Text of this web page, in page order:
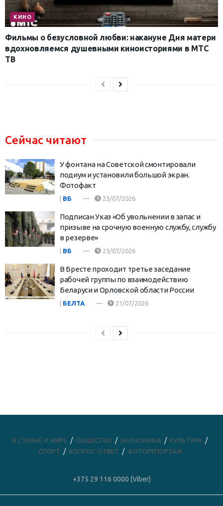
КИНО
Фильмы о безусловной любви: накануне Дня матери
вдохновляемся душевными киноисториями в МТС
ТВ
Сейчас читают
У фонтана на Советской смонтировали
подиум и установили большой экран.
Фотофакт
| ВБ 23/07/2026
Подписан Указ «Об увольнении в запас и
призыве на срочную военную службу, службу
в резерве»
| ВБ 23/07/2026
В Бресте проходит третье заседание
рабочей группы по взаимодействию
Беларуси и Орловской области России
| БЕЛТА 21/07/2026
В СТРАНЕ И МИРЕ ОБЩЕСТВО ЭКОНОМИКА
КУЛЬТУРА
СПОРТ
ВОПРОС-ОТВЕТ ФОТОРЕПОРТАЖ
+375 29 116 0000 (Viber)